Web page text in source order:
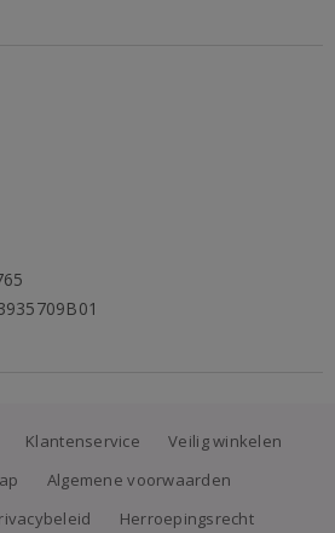
Klantenservice
Veilig winkelen
Algemene voorwaarden
Herroepingsrecht